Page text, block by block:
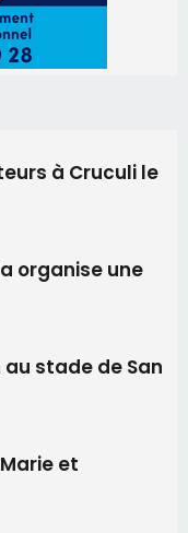
organise une
stade de San
et
tournoi du
du